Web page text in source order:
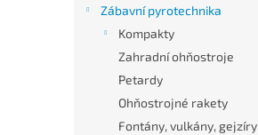
Zábavní pyrotechnika
Kompakty
Zahradní ohňostroje
Petardy
Ohňostrojné rakety
Fontány, vulkány, gejzíry